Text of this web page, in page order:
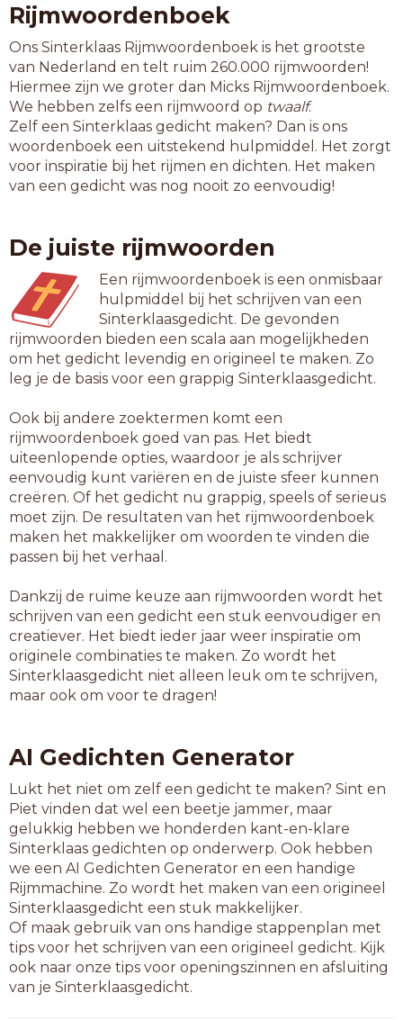
gerant
getand
gewand
gewant
gezand
gezant
gigant
girant
iemand
infant
octant
omrand
onland
optant
pedant
penant
pikant
strand
tenant
vacant
vagant
vijand
volant
voyant
aankant
aanland
aanrand
afbrand
afspant
afstand
armband
astrant
avenant
bedrand
beklant
beplant
bespant
bestand
bigband
boskant
bosland
bosrand
boyband
Rijmwoordenboek
Ons Sinterklaas Rijmwoordenboek is het grootste
van Nederland en telt ruim 260.000 rijmwoorden!
Hiermee zijn we groter dan Micks Rijmwoordenboek.
We hebben zelfs een rijmwoord op twaalf.
Zelf een Sinterklaas gedicht maken? Dan is ons
woordenboek een uitstekend hulpmiddel. Het zorgt
voor inspiratie bij het rijmen en dichten. Het maken
van een gedicht was nog nooit zo eenvoudig!
De juiste rijmwoorden
Een rijmwoordenboek is een onmisbaar
hulpmiddel bij het schrijven van een
Sinterklaasgedicht. De gevonden
rijmwoorden bieden een scala aan mogelijkheden
om het gedicht levendig en origineel te maken. Zo
leg je de basis voor een grappig Sinterklaasgedicht.
Ook bij andere zoektermen komt een
rijmwoordenboek goed van pas. Het biedt
uiteenlopende opties, waardoor je als schrijver
eenvoudig kunt variëren en de juiste sfeer kunnen
creëren. Of het gedicht nu grappig, speels of serieus
moet zijn. De resultaten van het rijmwoordenboek
maken het makkelijker om woorden te vinden die
passen bij het verhaal.
Dankzij de ruime keuze aan rijmwoorden wordt het
schrijven van een gedicht een stuk eenvoudiger en
creatiever. Het biedt ieder jaar weer inspiratie om
originele combinaties te maken. Zo wordt het
Sinterklaasgedicht niet alleen leuk om te schrijven,
maar ook om voor te dragen!
AI Gedichten Generator
Lukt het niet om zelf een gedicht te maken? Sint en
Piet vinden dat wel een beetje jammer, maar
gelukkig hebben we honderden kant-en-klare
Sinterklaas gedichten op onderwerp. Ook hebben
we een AI Gedichten Generator en een handige
Rijmmachine. Zo wordt het maken van een origineel
Sinterklaasgedicht een stuk makkelijker.
Of maak gebruik van ons handige stappenplan met
tips voor het schrijven van een origineel gedicht. Kijk
ook naar onze tips voor openingszinnen en afsluiting
van je Sinterklaasgedicht.